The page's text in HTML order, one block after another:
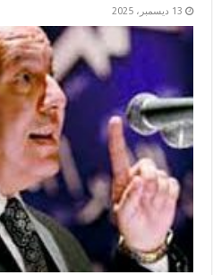
13 ديسمبر، 2025